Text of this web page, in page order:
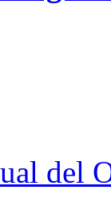
del